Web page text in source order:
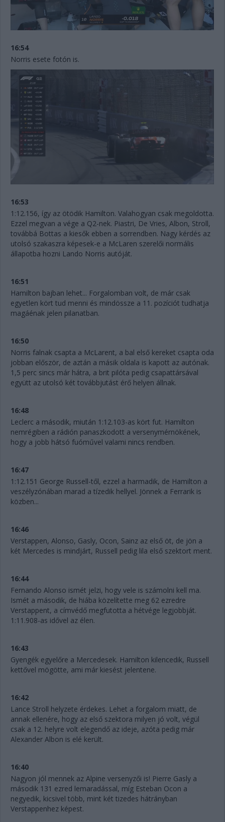
16:54
Norris esete fotón is.
16:53
1:12.156, így az ötödik Hamilton. Valahogyan csak megoldotta.
Ezzel megvan a vége a Q2-nek. Piastri, De Vries, Albon, Stroll,
továbbá Bottas a kiesők ebben a sorrendben. Nagy kérdés az
utolsó szakaszra képesek-e a McLaren szerelői normális
állapotba hozni Lando Norris autóját.
16:51
Hamilton bajban lehet... Forgalomban volt, de már csak
egyetlen kört tud menni és mindössze a 11. pozíciót tudhatja
magáénak jelen pilanatban.
16:50
Norris falnak csapta a McLarent, a bal első kereket csapta oda
jobban először, de aztán a másik oldala is kapott az autónak.
1,5 perc sincs már hátra, a brit pilóta pedig csapattársával
együtt az utolsó két továbbjutást érő helyen állnak.
16:48
Leclerc a második, miután 1:12.103-as kört fut. Hamilton
nemrégiben a rádión panaszkodott a versenymérnökének,
hogy a jobb hátsó fuóművel valami nincs rendben.
16:47
1:12.151 George Russell-től, ezzel a harmadik, de Hamilton a
veszélyzónában marad a tízedik hellyel. Jönnek a Ferrarik is
közben...
16:46
Verstappen, Alonso, Gasly, Ocon, Sainz az első öt, de jön a
két Mercedes is mindjárt, Russell pedig lila első szektort ment.
16:44
Fernando Alonso ismét jelzi, hogy vele is számolni kell ma.
Ismét a második, de hiába közelítette meg 62 ezredre
Verstappent, a címvédő megfutotta a hétvége legjobbját.
1:11.908-as idővel az élen.
16:43
Gyengék egyelőre a Mercedesek. Hamilton kilencedik, Russell
kettővel mögötte, ami már kiesést jelentene.
16:42
Lance Stroll helyzete érdekes. Lehet a forgalom miatt, de
annak ellenére, hogy az első szektora milyen jó volt, végül
csak a 12. helyre volt elegendő az ideje, azóta pedig már
Alexander Albon is elé került.
16:40
Nagyon jól mennek az Alpine versenyzői is! Pierre Gasly a
második 131 ezred lemaradással, míg Esteban Ocon a
negyedik, kicsivel több, mint két tizedes hátrányban
Verstappenhez képest.